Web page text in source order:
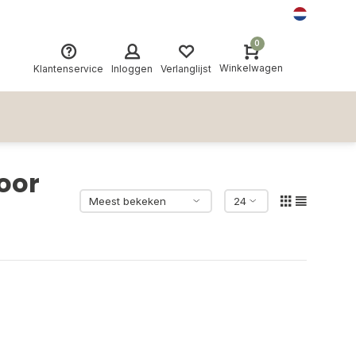
Klantenservice Inloggen Verlanglijst
0
Winkelwagen